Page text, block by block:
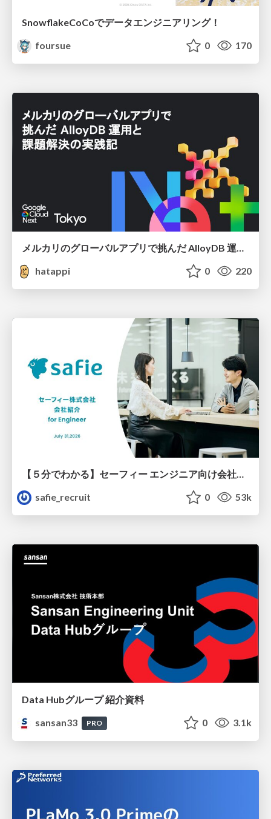
SnowflakeCoCoでデータエンジニアリング！
foursue
0 170
メルカリのグローバルアプリで挑んだ AlloyDB 運用と課題解決の実践記
hatappi
0 220
safie_recruit
0 53k
Data Hubグループ 紹介資料
sansan33
PRO 0 3.1k